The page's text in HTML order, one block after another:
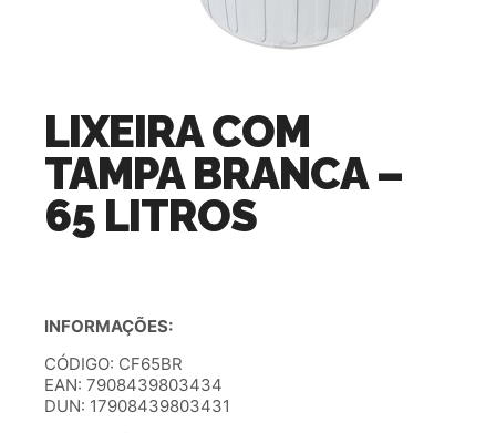
LIXEIRA COM
TAMPA BRANCA –
65 LITROS
INFORMAÇÕES:
CÓDIGO: CF65BR
EAN: 7908439803434
DUN: 17908439803431